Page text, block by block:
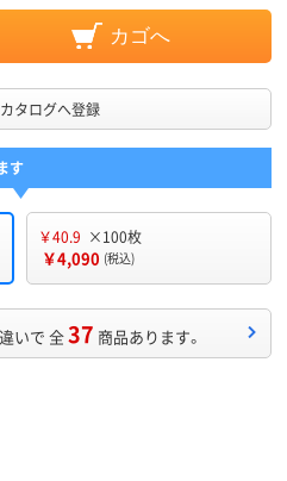
カゴへ
タログへ登録
す
￥40.9 ×100枚
￥4,090 (税込)
違いで 全37 商品あります。